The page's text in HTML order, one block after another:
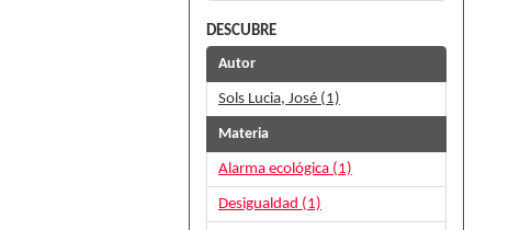
DESCUBRE
Autor
Sols Lucia, José (1)
Materia
Alarma ecológica (1)
Desigualdad (1)